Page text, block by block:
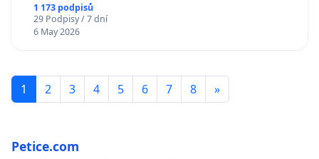
1 173 podpisů
29 Podpisy / 7 dní
6 May 2026
1 2 3 4 5 6 7 8 »
Petice.com